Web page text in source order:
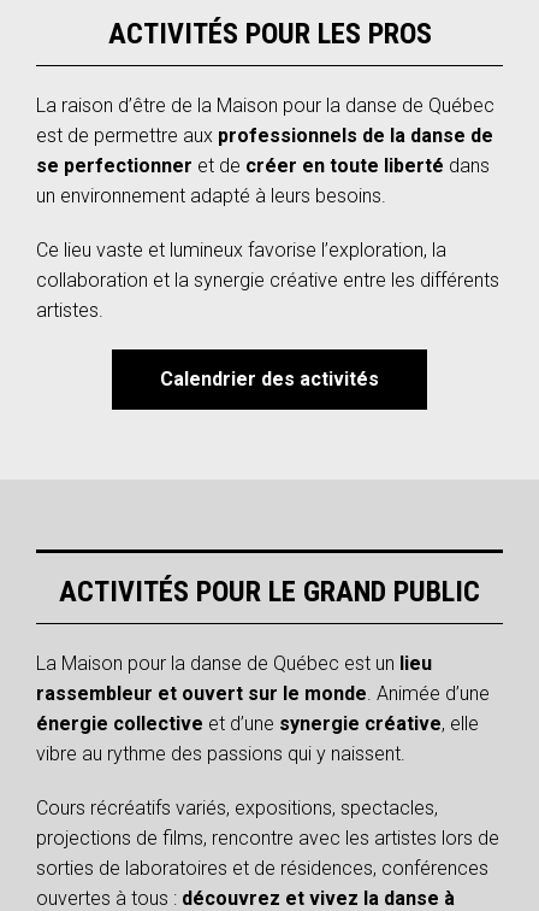
ACTIVITÉS POUR LES PROS
La raison d’être de la Maison pour la danse de Québec
est de permettre aux professionnels de la danse de
se perfectionner et de créer en toute liberté dans
un environnement adapté à leurs besoins.
Ce lieu vaste et lumineux favorise l’exploration, la
collaboration et la synergie créative entre les différents
artistes.
Calendrier des activités
ACTIVITÉS POUR LE GRAND PUBLIC
La Maison pour la danse de Québec est un lieu
rassembleur et ouvert sur le monde . Animée d’une
énergie collective et d’une synergie créative, elle
vibre au rythme des passions qui y naissent.
Cours récréatifs variés, expositions, spectacles,
projections de films, rencontre avec les artistes lors de
sorties de laboratoires et de résidences, conférences
ouvertes à tous : découvrez et vivez la danse à